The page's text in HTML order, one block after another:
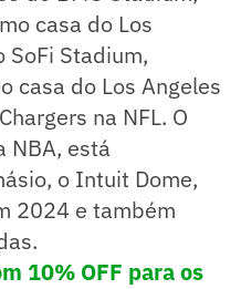
casa do Los
SoFi Stadium,
casa do Los Angeles
na NFL. O
NBA, está
o Intuit Dome,
2024 e também
10% OFF para os